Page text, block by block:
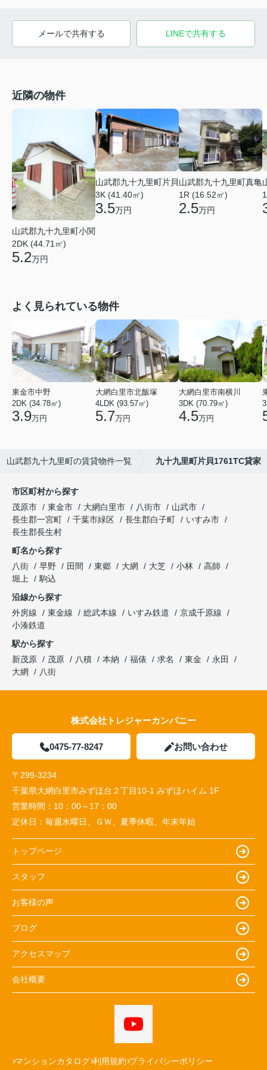
メールで共有する LINEで共有する
近隣の物件
山武郡九十九里町小関
2DK (44.71㎡)
5.2万円
山武郡九十九里町片貝
3K (41.40㎡)
3.5万円
山武郡九十九里町真亀
1R (16.52㎡)
2.5万円
よく見られている物件
東金市中野
2DK (34.78㎡)
3.9万円
大網白里市北飯塚
4LDK (93.57㎡)
5.7万円
大網白里市南横川
3DK (70.79㎡)
4.5万円
山武郡九十九里町の賃貸物件一覧 九十九里町片貝1761TC貸家
市区町村から探す
茂原市
東金市 大網白里市 八街市
山武市
長生郡一宮町
千葉市緑区 長生郡白子町
いすみ市
長生郡長生村
町名から探す
八街
早野 田間 東郷 大網 大芝 小林
高師
堀上
駒込
沿線から探す
外房線
東金線 総武本線 いすみ鉄道
京成千原線
小湊鉄道
駅から探す
新茂原
茂原 八積 本納 福俵 求名 東金
永田
大網
八街
株式会社トレジャーカンパニー
0475-77-8247 お問い合わせ
〒299-3234
千葉県大網白里市みずほ台２丁目10-1 みずほハイム 1F
営業時間： 10：00～17：00
定休日： 毎週水曜日、ＧＷ、夏季休暇、年末年始
トップページ
スタッフ
お客様の声
ブログ
アクセスマップ
会社概要
マンションカタログ 利用規約 プライバシーポリシー